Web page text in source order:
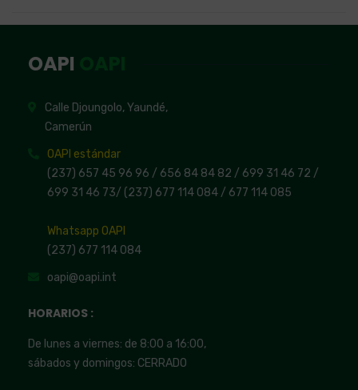
OAPI
Calle Djoungolo, Yaundé,
Camerún
OAPI estándar
(237) 657 45 96 96 / 656 84 84 82 / 699 31 46 72 /
699 31 46 73/ (237) 677 114 084 / 677 114 085
Whatsapp OAPI
(237) 677 114 084
oapi@oapi.int
HORARIOS :
De lunes a viernes: de 8:00 a 16:00,
sábados y domingos: CERRADO